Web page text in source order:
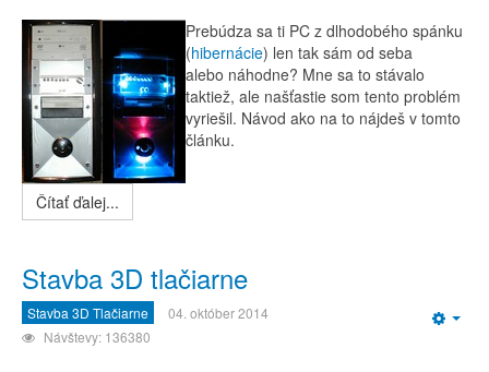
Prebúdza sa ti PC z dlhodobého spánku
(hibernácie) len tak sám od seba
alebo náhodne? Mne sa to stávalo
taktiež, ale našťastie som tento problém
vyriešil. Návod ako na to nájdeš v tomto
článku.
Čítať ďalej...
Stavba 3D tlačiarne
Stavba 3D Tlačiarne
04. október 2014
Návštevy: 136380